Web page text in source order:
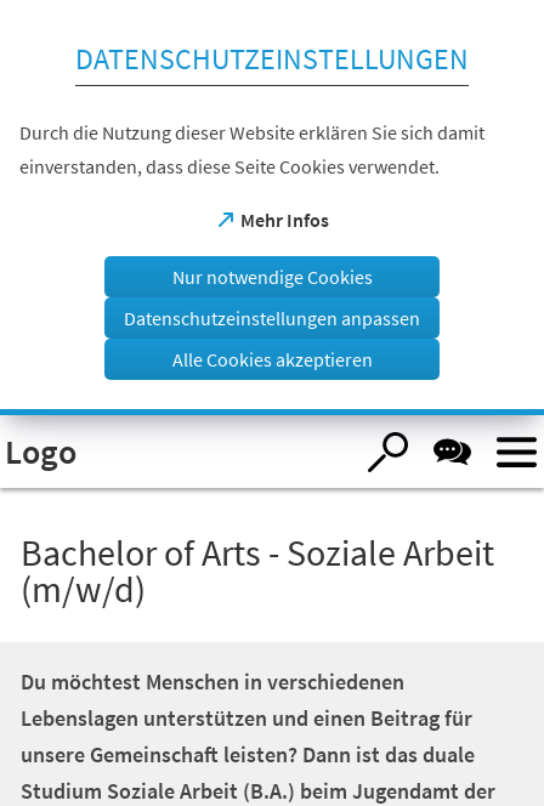
Visuelle
Assistenzsoftware
öffnen.
DATENSCHUTZEINSTELLUNGEN
Durch die Nutzung dieser Website erklären Sie sich damit
einverstanden, dass diese Seite Cookies verwendet.
Mehr Infos
(Öffnet
einem
Tab)
Nur notwendige Cookies
Datenschutzeinstellungen anpassen
Alle Cookies akzeptieren
Logo
Bachelor of Arts - Soziale Arbeit
(m/w/d)
Du möchtest Menschen in verschiedenen
Lebenslagen unterstützen und einen Beitrag für
unsere Gemeinschaft leisten? Dann ist das duale
Studium Soziale Arbeit (B.A.) beim Jugendamt der